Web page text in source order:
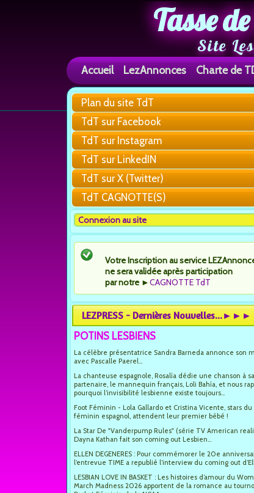
Tasse
Site
Accueil LezAnnonces Charte de
Plan du site TdT
TdT sur Facebook
TdT sur Instagram
TdT sur LinkedIN
TdT sur X (Twitter)
TdT CAGNOTTE(S)
Connexion au site
Votre Inscription au service
ne sera validée après participation
par notre ►CAGNOTTE TdT
LEZPRESS - Dernières Nouvelles...►►►
POTINS LESBIENS
La célèbre présentatrice Sandra Barneda annonce son
avec Pascalle Paerel...
La chanteuse espagnole, Rosalía dédie une chanson à sa
partenaire, le mannequin français, Loli Bahía, et nous
pourquoi l’invisibilité lesbienne existe toujours...
Foot Féminin - Lola Gallardo et Cristina Vicente, stars
féminin espagnol, attendent leur premier bébé !
La Star De "Vanderpump Rules" (série TV American
Dayna Kathan fait son coming out Lesbien...
ELLEN DEGENERES : Pour commémorer le 20e
l’entrevue TIME a republié l’interview du coming out
LESBIAN LOVE IN BASKET : Les histoires d’amour du
March Madness 2026 apportent de la romance au